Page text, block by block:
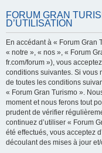
ESPORT
FORUM GRAN
D’UTILISATION
En accédant à « Forum Gran
« notre », « nos », « Forum
fr.com/forum »), vous
conditions suivantes. Si vous
de toutes les conditions
« Forum Gran Turismo ».
moment et nous ferons tout
prudent de vérifier
continuez d’utiliser « Forum
été effectués, vous acceptez
découlant des mises à jour